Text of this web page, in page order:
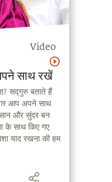
Video
साथ रखें
सद्गुरु बताते हैं
और सुंदर बन
के साथ किए गए
याद रखना की हम
के बिना जीने